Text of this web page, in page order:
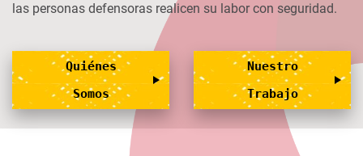
las personas defensoras realicen su labor con seguridad.
Quiénes
Somos
Nuestro
Trabajo